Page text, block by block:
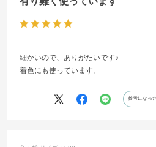
細かいので、ありがたいです♪
着色にも使っています。
参考になった